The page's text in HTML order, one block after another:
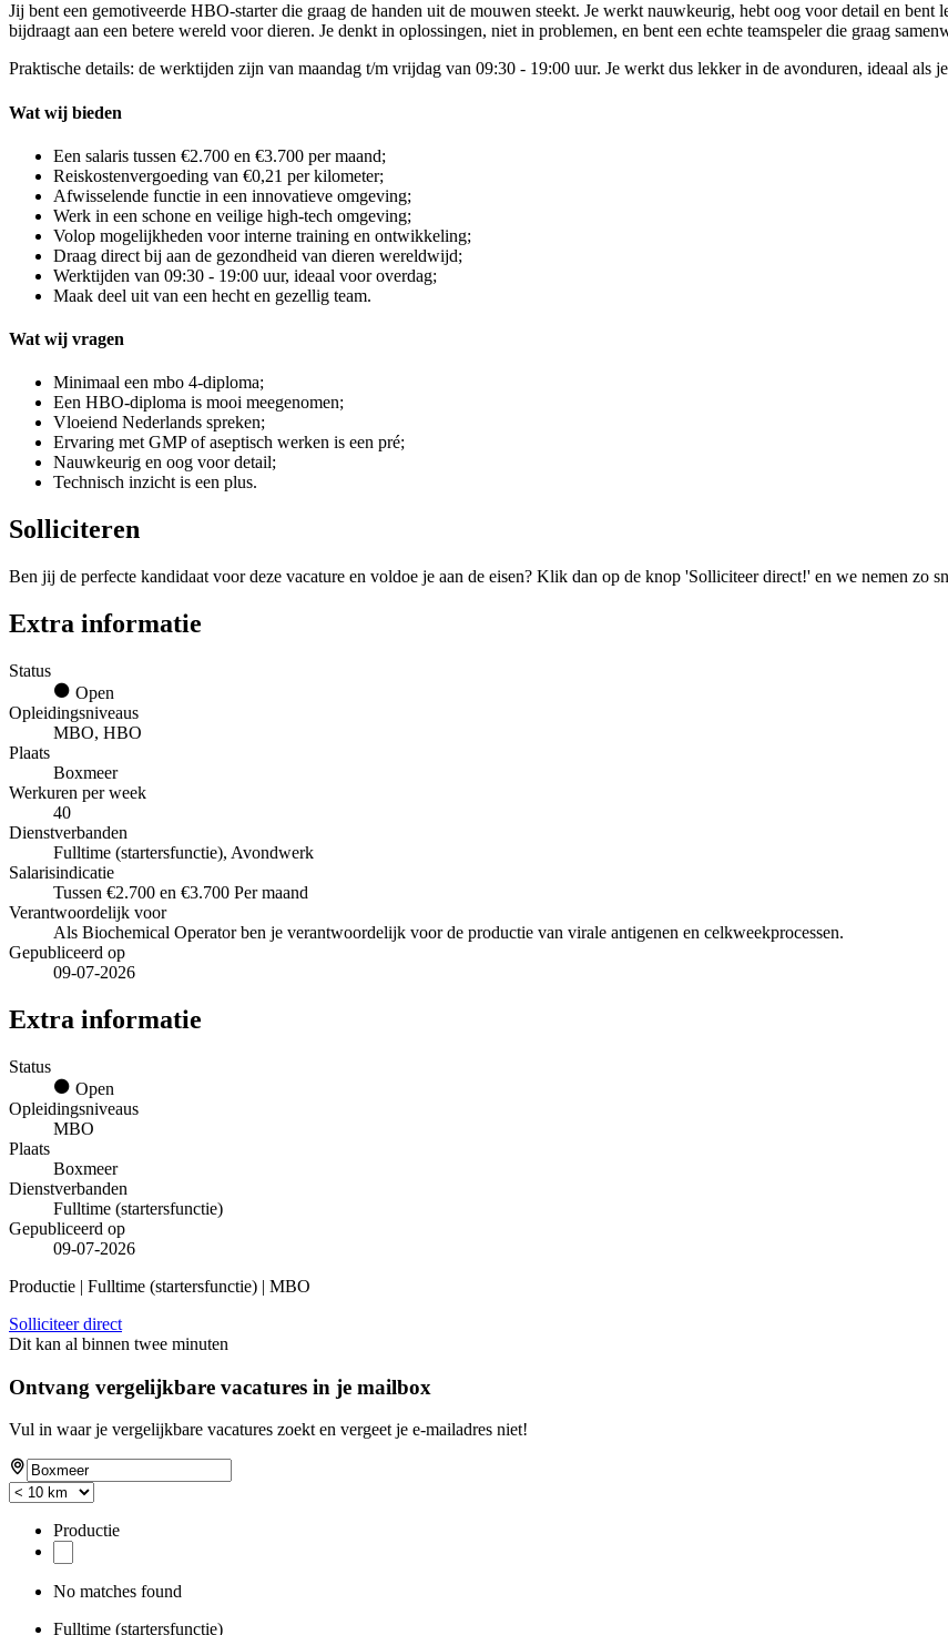
Jij bent een gemotiveerde HBO-starter die graag de handen uit de mouwen steekt. Je werkt nauwkeurig, hebt oog voor detail en
bijdraagt aan een betere wereld voor dieren. Je denkt in oplossingen, niet in problemen, en bent een echte teamspeler die graag
Praktische details: de werktijden zijn van maandag t/m vrijdag van 09:30 - 19:00 uur. Je werkt dus lekker in de avonduren, ideaal als
Wat wij bieden
Een salaris tussen €2.700 en €3.700 per maand;
Reiskostenvergoeding van €0,21 per kilometer;
Afwisselende functie in een innovatieve omgeving;
Werk in een schone en veilige high-tech omgeving;
Volop mogelijkheden voor interne training en ontwikkeling;
Draag direct bij aan de gezondheid van dieren wereldwijd;
Werktijden van 09:30 - 19:00 uur, ideaal voor overdag;
Maak deel uit van een hecht en gezellig team.
Wat wij vragen
Minimaal een mbo 4-diploma;
Een HBO-diploma is mooi meegenomen;
Vloeiend Nederlands spreken;
Ervaring met GMP of aseptisch werken is een pré;
Nauwkeurig en oog voor detail;
Technisch inzicht is een plus.
Solliciteren
Ben jij de perfecte kandidaat voor deze vacature en voldoe je aan de eisen? Klik dan op de knop 'Solliciteer direct!' en we nemen zo
Extra informatie
Status
Open
Opleidingsniveaus
MBO, HBO
Plaats
Boxmeer
Werkuren per week
40
Dienstverbanden
Fulltime (startersfunctie), Avondwerk
Salarisindicatie
Tussen €2.700 en €3.700 Per maand
Verantwoordelijk voor
Als Biochemical Operator ben je verantwoordelijk voor de productie van virale antigenen en celkweekprocessen.
Gepubliceerd op
09-07-2026
Extra informatie
Status
Open
Opleidingsniveaus
MBO
Plaats
Boxmeer
Dienstverbanden
Fulltime (startersfunctie)
Gepubliceerd op
09-07-2026
Productie | Fulltime (startersfunctie) | MBO
Solliciteer direct
Dit kan al binnen twee minuten
Ontvang vergelijkbare vacatures in je mailbox
Vul in waar je vergelijkbare vacatures zoekt en vergeet je e-mailadres niet!
Productie
No matches found
Fulltime (startersfunctie)